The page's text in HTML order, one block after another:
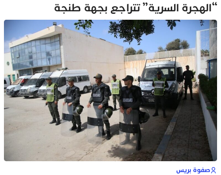
“الهجرة السرية” تتراجع بجهة طنجة
صفوة بريس